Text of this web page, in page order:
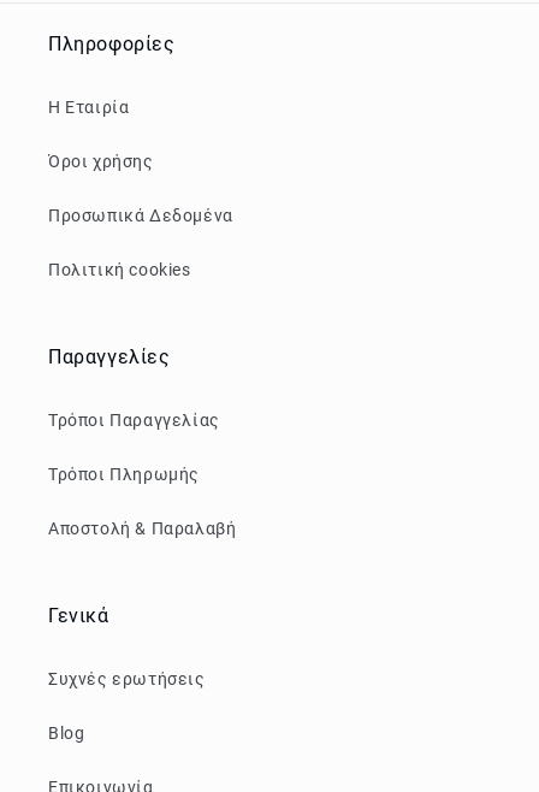
Πληροφορίες
Η Εταιρία
Όροι χρήσης
Προσωπικά Δεδομένα
Πολιτική cookies
Παραγγελίες
Τρόποι Παραγγελίας
Τρόποι Πληρωμής
Αποστολή & Παραλαβή
Γενικά
Συχνές ερωτήσεις
Blog
Επικοινωνία